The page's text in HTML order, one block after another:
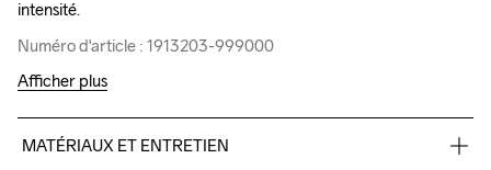
intensité.
Numéro d'article : 1913203-999000
intensité.
Numéro d'article : 1913203-999000
Afficher plus
MATÉRIAUX ET ENTRETIEN